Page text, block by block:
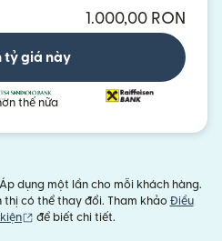
1.000,00 RON
tỷ giá này
thế nữa
dụng một lần cho mỗi khách hàng.
thị có thể thay đổi. Tham khảo Điều
(mở trong cửa sổ mới)
để biết chi tiết.